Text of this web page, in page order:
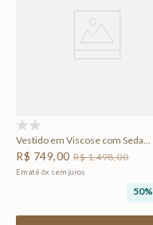
Vestido em Viscose com Seda
Acapulco
R$ 749,00 R$1.498,00
Em até 6x sem juros
50%